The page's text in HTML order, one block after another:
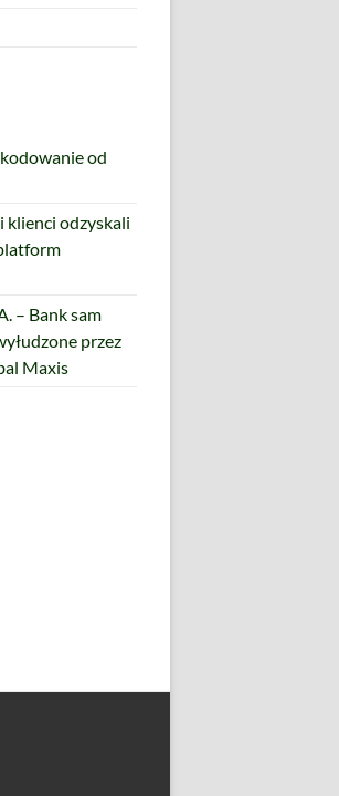
od
klienci odzyskali
– Bank sam
przez
Maxis